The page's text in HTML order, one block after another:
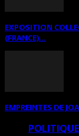
EXPOSITION
(FRANCE)...
EMPREINTES DE